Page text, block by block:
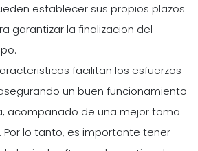
establecer sus propios plazos
garantizar la finalizacion del
facilitan los esfuerzos
un buen funcionamiento
acompanado de una mejor toma
Por lo tanto, es importante tener